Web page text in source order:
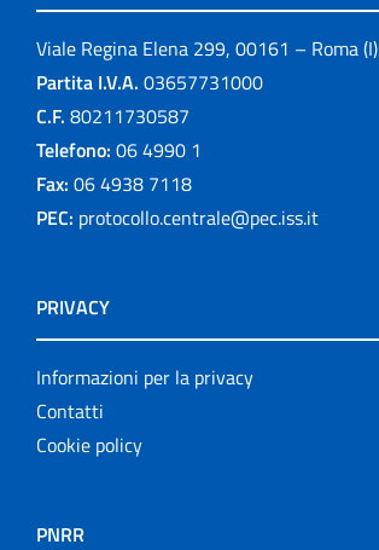
Viale Regina Elena 299, 00161 – Roma (I)
Partita I.V.A. 03657731000
C.F. 80211730587
Telefono: 06 4990 1
Fax: 06 4938 7118
PEC: protocollo.centrale@pec.iss.it
PRIVACY
Informazioni per la privacy
Contatti
Cookie policy
PNRR